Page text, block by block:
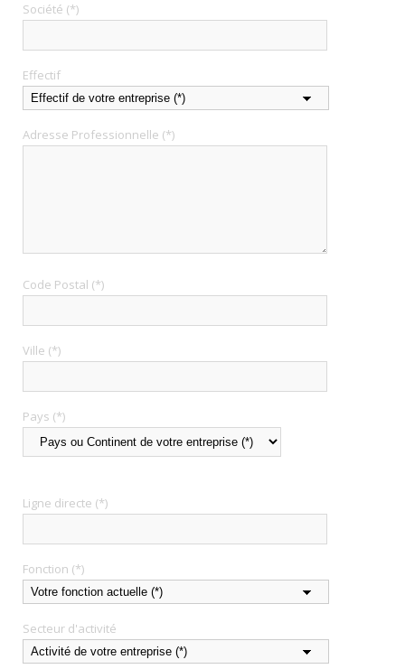
Société (*)
Effectif
Adresse Professionnelle (*)
Code Postal (*)
Ville (*)
Pays (*)
Ligne directe (*)
Fonction (*)
Secteur d'activité